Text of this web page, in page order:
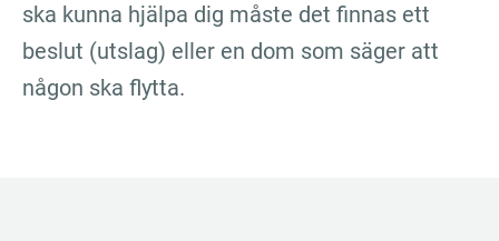
ska kunna hjälpa dig måste det finnas ett
beslut (utslag) eller en dom som säger att
någon ska flytta.